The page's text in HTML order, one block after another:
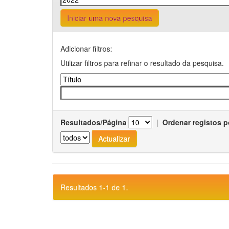
Iniciar uma nova pesquisa
Adicionar filtros:
Utilizar filtros para refinar o resultado da pesquisa.
Resultados/Página | Ordenar registos
Resultados 1-1 de 1.